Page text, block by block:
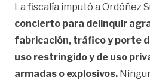
La fiscalía imputó a Ordóñez
concierto para delinquir
fabricación, tráfico y porte
uso restringido y de uso
armadas o explosivos.